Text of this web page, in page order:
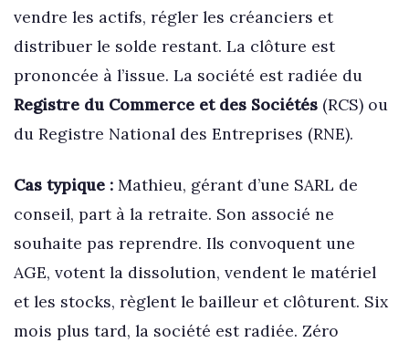
vendre les actifs, régler les créanciers et
distribuer le solde restant. La clôture est
prononcée à l’issue. La société est radiée du
Registre du Commerce et des Sociétés(RCS) ou
du Registre National des Entreprises (RNE).
Cas typique :Mathieu, gérant d’une SARL de
conseil, part à la retraite. Son associé ne
souhaite pas reprendre. Ils convoquent une
AGE, votent la dissolution, vendent le matériel
et les stocks, règlent le bailleur et clôturent. Six
mois plus tard, la société est radiée. Zéro